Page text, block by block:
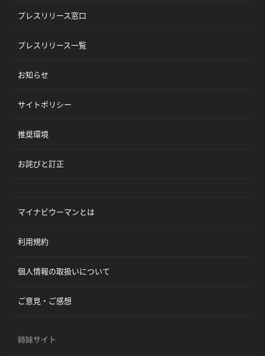
プレスリリース窓口
プレスリリース一覧
お知らせ
サイトポリシー
推奨環境
お詫びと訂正
マイナビウーマンとは
利用規約
個人情報の取扱いについて
ご意見・ご感想
姉妹サイト